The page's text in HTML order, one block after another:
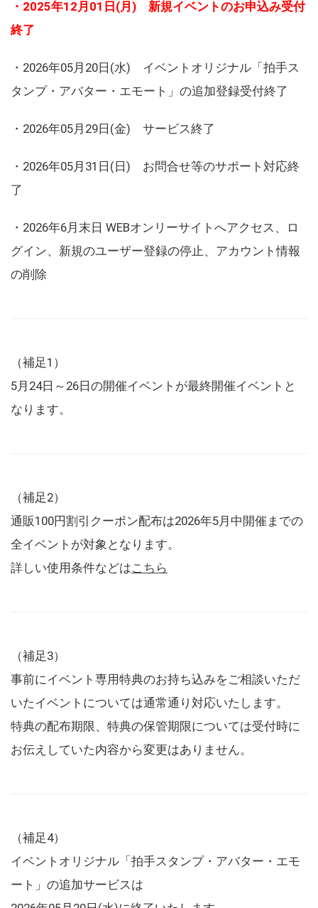
・2025年12月01日(月) 新規イベントのお申込み受付
終了
・2026年05月20日(水) イベントオリジナル「拍手ス
タンプ・アバター・エモート」の追加登録受付終了
・2026年05月29日(金) サービス終了
・2026年05月31日(日) お問合せ等のサポート対応終
了
・2026年6月末日 WEBオンリーサイトへアクセス、ロ
グイン、新規のユーザー登録の停止、アカウント情報
の削除
（補足1）
5月24日～26日の開催イベントが最終開催イベントと
なります。
（補足2）
通販100円割引クーポン配布は2026年5月中開催までの
全イベントが対象となります。
詳しい使用条件などはこちら
（補足3）
事前にイベント専用特典のお持ち込みをご相談いただ
いたイベントについては通常通り対応いたします。
特典の配布期限、特典の保管期限については受付時に
お伝えしていた内容から変更はありません。
（補足4）
イベントオリジナル「拍手スタンプ・アバター・エモ
ート」の追加サービスは